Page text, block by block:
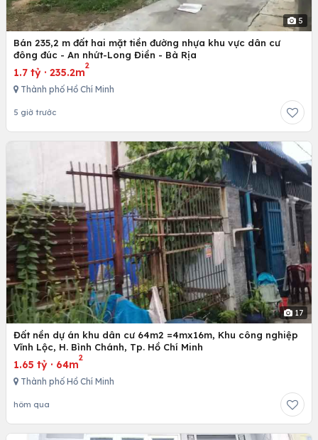
5
Bán 235,2 m đất hai mặt tiền đường nhựa khu vực dân cư
đông đúc - An nhứt-Long Điền - Bà Rịa
1.7 tỷ · 235.2m
2
Thành phố Hồ Chí Minh
5 giờ trước
17
Đất nền dự án khu dân cư 64m2 =4mx16m, Khu công nghiệp
Vĩnh Lộc, H. Bình Chánh, Tp. Hồ Chí Minh
1.65 tỷ · 64m
2
Thành phố Hồ Chí Minh
hôm qua